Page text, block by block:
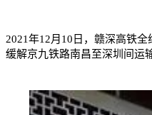
2021年12月10日，赣深高铁
缓解京九铁路南昌至深圳间运